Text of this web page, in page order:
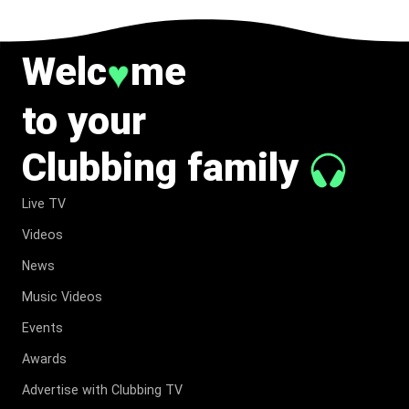
CHARGÉ
Welc♥me
to your
Clubbing family
Live TV
Videos
News
Music Videos
Events
Awards
Advertise with Clubbing TV